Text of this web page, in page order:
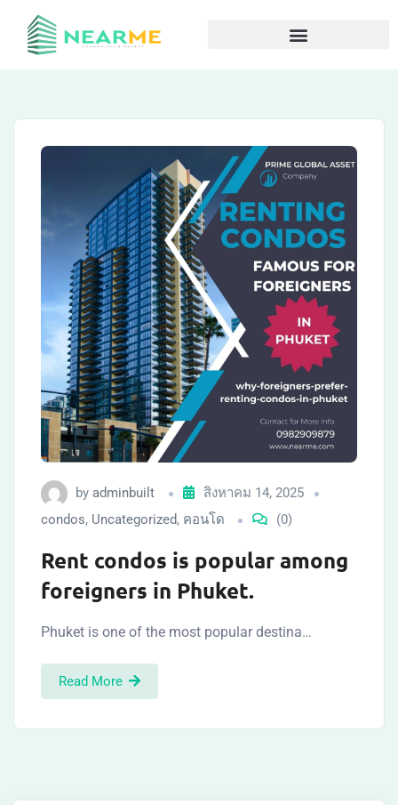
by adminbuilt
สิงหาคม 14, 2025
condos, Uncategorized, คอนโด (0)
Rent condos is popular among
foreigners in Phuket.
Phuket is one of the most popular destina…
Read More